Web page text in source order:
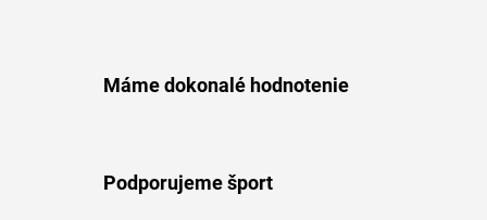
Máme dokonalé hodnotenie
Podporujeme šport